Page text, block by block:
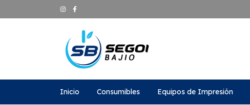
Inicio Consumibles Equipos de Impresión